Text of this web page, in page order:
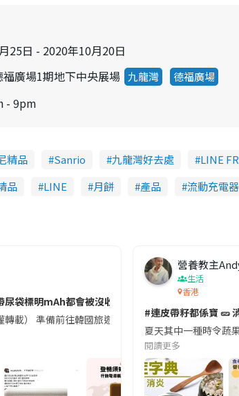
25日 - 2020年10月20日
福廣場1期地下中央展場 九龍灣 德福廣場
- 9pm
精品 Sanrio 九龍灣好去處 LINE
品 LINE 月餅 產品 流動充電器
袋標明mAh都會被沒收😱出發前切記檢查「1標示」🚨
轉載） 準備前往韓國旅遊的民眾，近期要特別留意
營養教主
生活
香港
#連皮帶籽都係寶 🥒
夏天其中一種時令蔬
閱讀更多